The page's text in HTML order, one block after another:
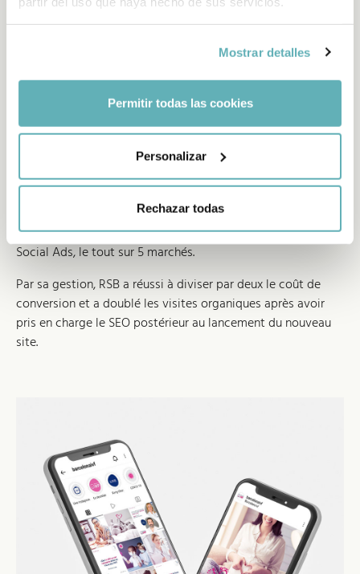
Mostrar detalles
Permitir todas las cookies
Personalizar
Rechazar todas
Un coût par conversion divisé par
deux et un trafic organique
Aux côtés de VMLY&R Health Spain, RSB a également géré
le SEO onsite et offsite du compte, les réseaux sociaux et,
bien entendu, ses investissements dans Google Ads et
Social Ads, le tout sur 5 marchés.
Par sa gestion, RSB a réussi à diviser par deux le coût de
conversion et a doublé les visites organiques après avoir
pris en charge le SEO postérieur au lancement du nouveau
site.